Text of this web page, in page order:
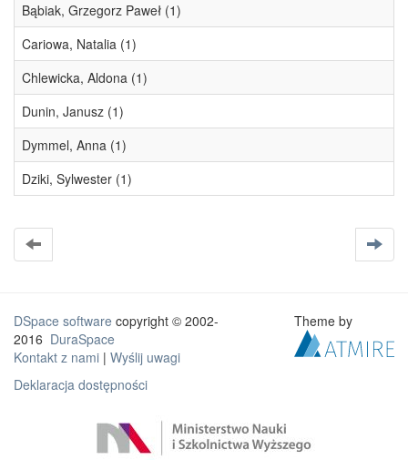
Bąbiak, Grzegorz Paweł (1)
Cariowa, Natalia (1)
Chlewicka, Aldona (1)
Dunin, Janusz (1)
Dymmel, Anna (1)
Dziki, Sylwester (1)
DSpace software copyright © 2002-
2016 DuraSpace
Kontakt z nami | Wyślij uwagi
Deklaracja dostępności
Theme by